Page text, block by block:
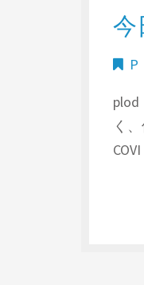
今
P
plod
く
COVI